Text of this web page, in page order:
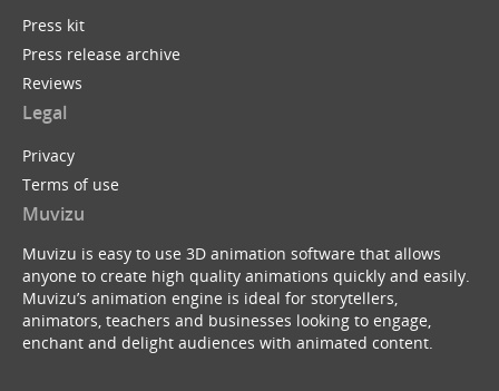
Press kit
Press release archive
Reviews
Legal
Privacy
Terms of use
Muvizu
Muvizu is easy to use 3D animation software that allows
anyone to create high quality animations quickly and easily.
Muvizu’s animation engine is ideal for storytellers,
animators, teachers and businesses looking to engage,
enchant and delight audiences with animated content.